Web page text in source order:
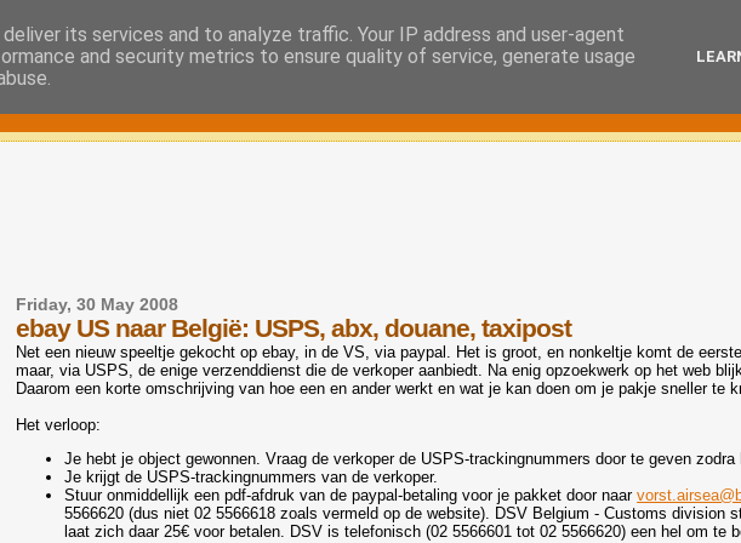
Friday, 30 May 2008
ebay US naar België: USPS, abx, douane, taxipost
Net een nieuw speeltje gekocht op ebay, in de VS, via paypal. Het is groot, en nonkeltje komt de
maar, via USPS, de enige verzenddienst die de verkoper aanbiedt. Na enig opzoekwerk op het web
Daarom een korte omschrijving van hoe een en ander werkt en wat je kan doen om je pakje sneller te
Het verloop:
Je hebt je object gewonnen. Vraag de verkoper de USPS-trackingnummers door te geven zodra
Je krijgt de USPS-trackingnummers van de verkoper.
Stuur onmiddellijk een pdf-afdruk van de paypal-betaling voor je pakket door naar
5566620 (dus niet 02 5566618 zoals vermeld op de website). DSV Belgium - Customs division
laat zich daar 25€ voor betalen. DSV is telefonisch (02 5566601 tot 02 5566620) een hel om te
its services and to analyze traffic. Your IP address and user-agent
and security metrics to ensure quality of service, generate usage